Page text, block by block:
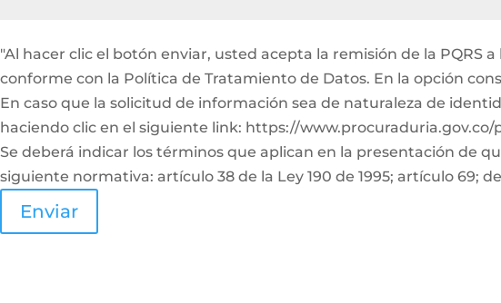
"Al hacer clic el botón enviar, usted acepta la remisión de la PQRS
conforme con la Política de Tratamiento de Datos. En la opción
En caso que la solicitud de información sea de naturaleza de
haciendo clic en el siguiente link: https://
Se deberá indicar los términos que aplican en la presentación de
siguiente normativa: artículo 38 de la Ley 190 de 1995; artículo 69;
Enviar